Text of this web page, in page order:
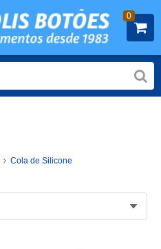
0
Cola de Silicone